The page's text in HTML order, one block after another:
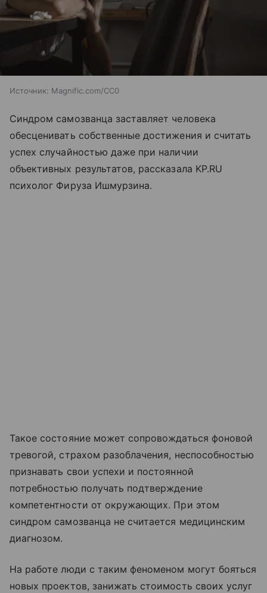
Источник: Magnific.com/CC0
Синдром самозванца заставляет человека
обесценивать собственные достижения и считать
успех случайностью даже при наличии
объективных результатов, рассказала KP.RU
психолог Фируза Ишмурзина.
Такое состояние может сопровождаться фоновой
тревогой, страхом разоблачения, неспособностью
признавать свои успехи и постоянной
потребностью получать подтверждение
компетентности от окружающих. При этом
синдром самозванца не считается медицинским
диагнозом.
На работе люди с таким феноменом могут бояться
новых проектов, занижать стоимость своих услуг